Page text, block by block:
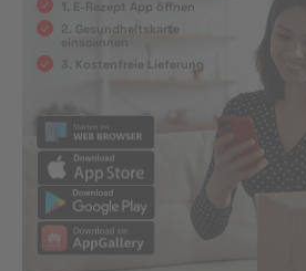
1. E-Rezept App öffnen
2. Gesundheitskarte
einscannen
3. Kostenfreie Lieferung